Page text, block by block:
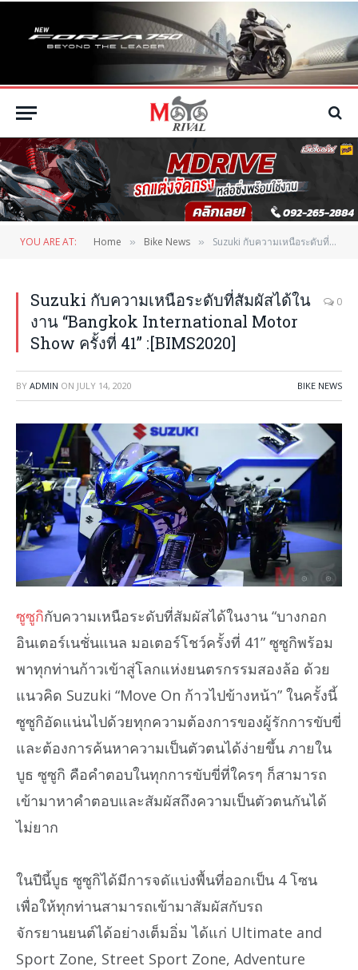
YOU ARE AT: Home » Bike News » Suzuki กับความเหนือระดับที่สัมผัสได้ในงาน “Bangkok International Motor Show ครั้งที่ 41” :[BIMS2020]
Suzuki กับความเหนือระดับที่สัมผัสได้ใน
งาน “Bangkok International Motor
Show ครั้งที่ 41” :[BIMS2020]
0
BY ADMIN ON JULY 14, 2020 BIKE NEWS
ซูซูกิกับความเหนือระดับที่สัมผัสได้ในงาน “บางกอก
อินเตอร์เนชั่นแนล มอเตอร์โชว์ครั้งที่ 41” ซูซูกิพร้อม
พาทุกท่านก้าวเข้าสู่โลกแห่งยนตรกรรมสองล้อ ด้วย
แนวคิด Suzuki “Move On ก้าวไปข้างหน้า” ในครั้งนี้
ซูซูกิอัดแน่นไปด้วยทุกความต้องการของผู้รักการขับขี่
และต้องการค้นหาความเป็นตัวตนได้ง่ายขึ้น ภายใน
บูธ ซูซูกิ คือคำตอบในทุกการขับขี่ที่ใครๆ ก็สามารถ
เข้ามาหาคำตอบและสัมผัสถึงความเป็นตัวตนกันได้
ไม่ยาก
ในปีนี้บูธ ซูซูกิได้มีการจดัแบ่งพื้นที่ออกเป็น 4 โซน
เพื่อให้ทุกท่านสามารถเข้ามาสัมผัสกับรถ
จักรยานยนต์ได้อย่างเต็มอิ่ม ได้แก่ Ultimate and
Sport Zone, Street Sport Zone, Adventure